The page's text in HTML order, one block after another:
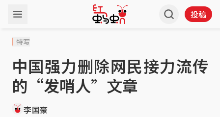
投稿
特写
中国强力删除网民接力流传
的“发哨人”文章
李国豪